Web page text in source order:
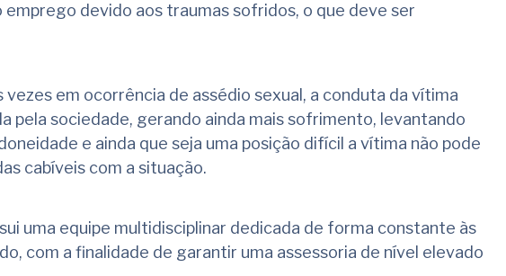
emprego devido aos traumas sofridos, o que deve ser
vezes em ocorrência de assédio sexual, a conduta da vítima
pela sociedade, gerando ainda mais sofrimento, levantando
e ainda que seja uma posição difícil a vítima não pode
cabíveis com a situação.
uma equipe multidisciplinar dedicada de forma constante às
com a finalidade de garantir uma assessoria de nível elevado